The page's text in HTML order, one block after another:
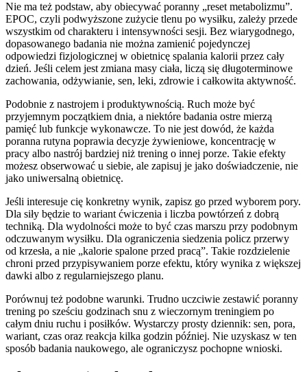
Nie ma też podstaw, aby obiecywać poranny „reset metabolizmu”.
EPOC, czyli podwyższone zużycie tlenu po wysiłku, zależy przede
wszystkim od charakteru i intensywności sesji. Bez wiarygodnego,
dopasowanego badania nie można zamienić pojedynczej
odpowiedzi fizjologicznej w obietnicę spalania kalorii przez cały
dzień. Jeśli celem jest zmiana masy ciała, liczą się długoterminowe
zachowania, odżywianie, sen, leki, zdrowie i całkowita aktywność.
Podobnie z nastrojem i produktywnością. Ruch może być
przyjemnym początkiem dnia, a niektóre badania ostre mierzą
pamięć lub funkcje wykonawcze. To nie jest dowód, że każda
poranna rutyna poprawia decyzje żywieniowe, koncentrację w
pracy albo nastrój bardziej niż trening o innej porze. Takie efekty
możesz obserwować u siebie, ale zapisuj je jako doświadczenie, nie
jako uniwersalną obietnicę.
Jeśli interesuje cię konkretny wynik, zapisz go przed wyborem pory.
Dla siły będzie to wariant ćwiczenia i liczba powtórzeń z dobrą
techniką. Dla wydolności może to być czas marszu przy podobnym
odczuwanym wysiłku. Dla ograniczenia siedzenia policz przerwy
od krzesła, a nie „kalorie spalone przed pracą”. Takie rozdzielenie
chroni przed przypisywaniem porze efektu, który wynika z większej
dawki albo z regularniejszego planu.
Porównuj też podobne warunki. Trudno uczciwie zestawić poranny
trening po sześciu godzinach snu z wieczornym treningiem po
całym dniu ruchu i posiłków. Wystarczy prosty dziennik: sen, pora,
wariant, czas oraz reakcja kilka godzin później. Nie uzyskasz w ten
sposób badania naukowego, ale ograniczysz pochopne wnioski.